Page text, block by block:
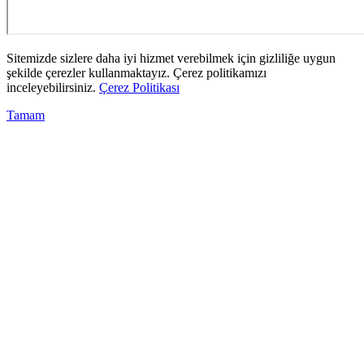
Sitemizde sizlere daha iyi hizmet verebilmek için gizliliğe uygun
şekilde çerezler kullanmaktayız. Çerez politikamızı
inceleyebilirsiniz. Çerez Politikası
Tamam